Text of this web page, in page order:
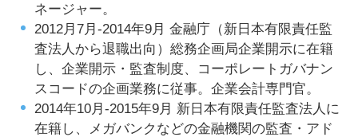
ネージャー。
2012月7月-2014年9月 金融庁（新日本有限責任監
査法人から退職出向）総務企画局企業開示に在籍
し、企業開示・監査制度、コーポレートガバナン
スコードの企画業務に従事。企業会計専門官。
2014年10月-2015年9月 新日本有限責任監査法人に
在籍し、メガバンクなどの金融機関の監査・アド